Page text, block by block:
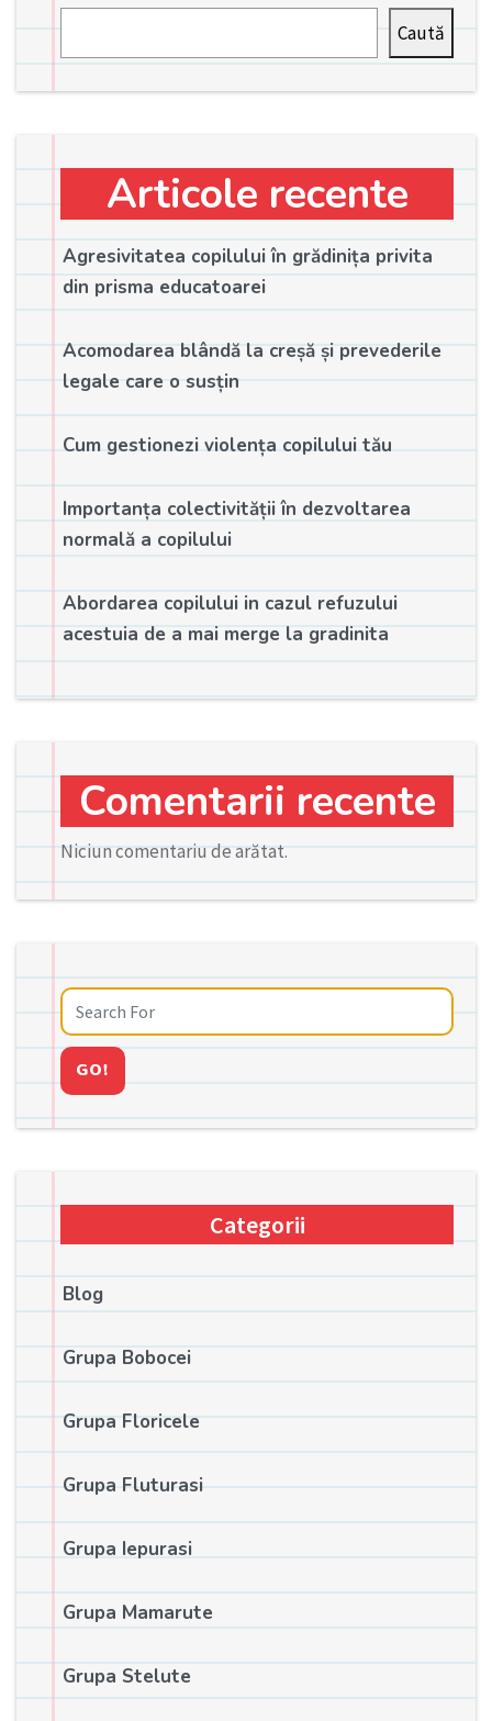
Caută
Articole recente
Agresivitatea copilului în grădinița privita
din prisma educatoarei
Acomodarea blândă la creșă și prevederile
legale care o susțin
Cum gestionezi violența copilului tău
Importanța colectivității în dezvoltarea
normală a copilului
Abordarea copilului in cazul refuzului
acestuia de a mai merge la gradinita
Comentarii recente
Niciun comentariu de arătat.
GO!
Categorii
Blog
Grupa Bobocei
Grupa Floricele
Grupa Fluturasi
Grupa Iepurasi
Grupa Mamarute
Grupa Stelute